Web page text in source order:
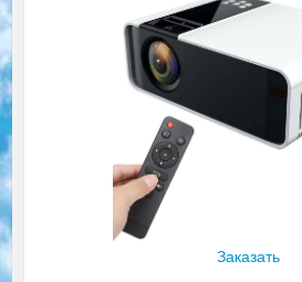
Заказать